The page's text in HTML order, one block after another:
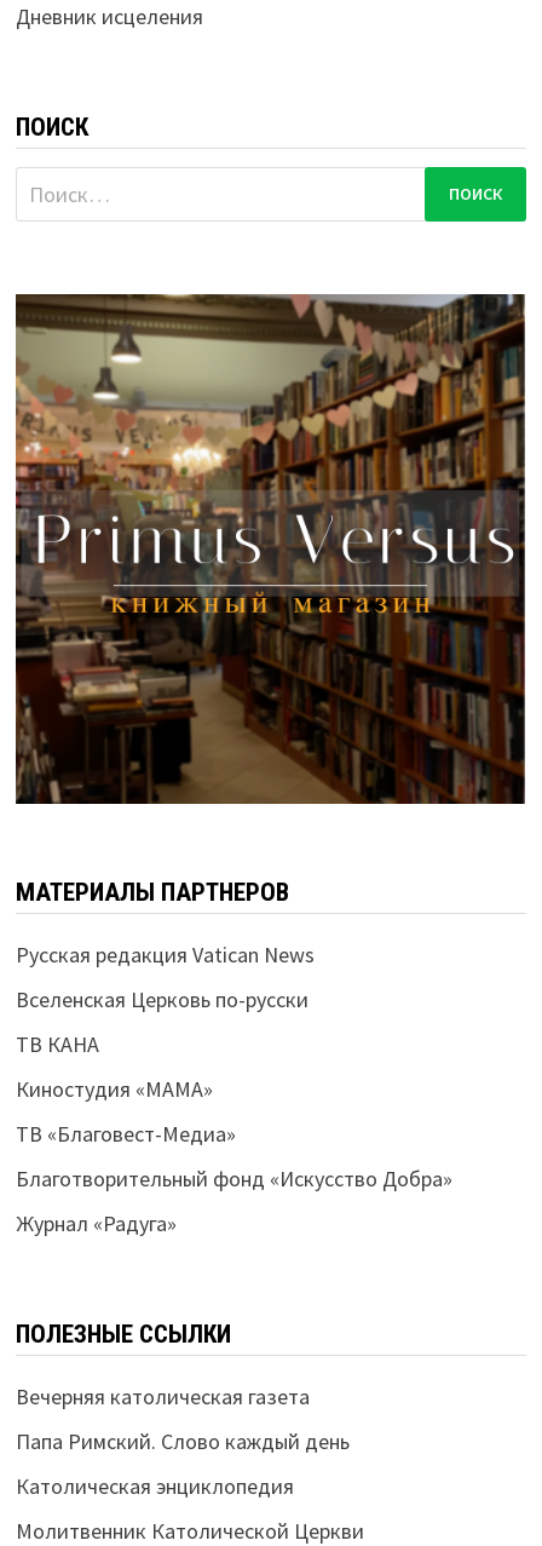
Дневник исцеления
ПОИСК
Найти:
МАТЕРИАЛЫ ПАРТНЕРОВ
Русская редакция Vatican News
Вселенская Церковь по-русски
ТВ КАНА
Киностудия «МАМА»
ТВ «Благовест-Медиа»
Благотворительный фонд «Искусство Добра»
Журнал «Радуга»
ПОЛЕЗНЫЕ ССЫЛКИ
Вечерняя католическая газета
Папа Римский. Слово каждый день
Католическая энциклопедия
Молитвенник Католической Церкви